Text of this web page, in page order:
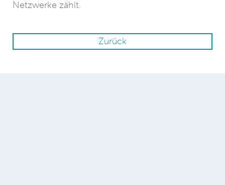
Netzwerke zählt.
Zurück